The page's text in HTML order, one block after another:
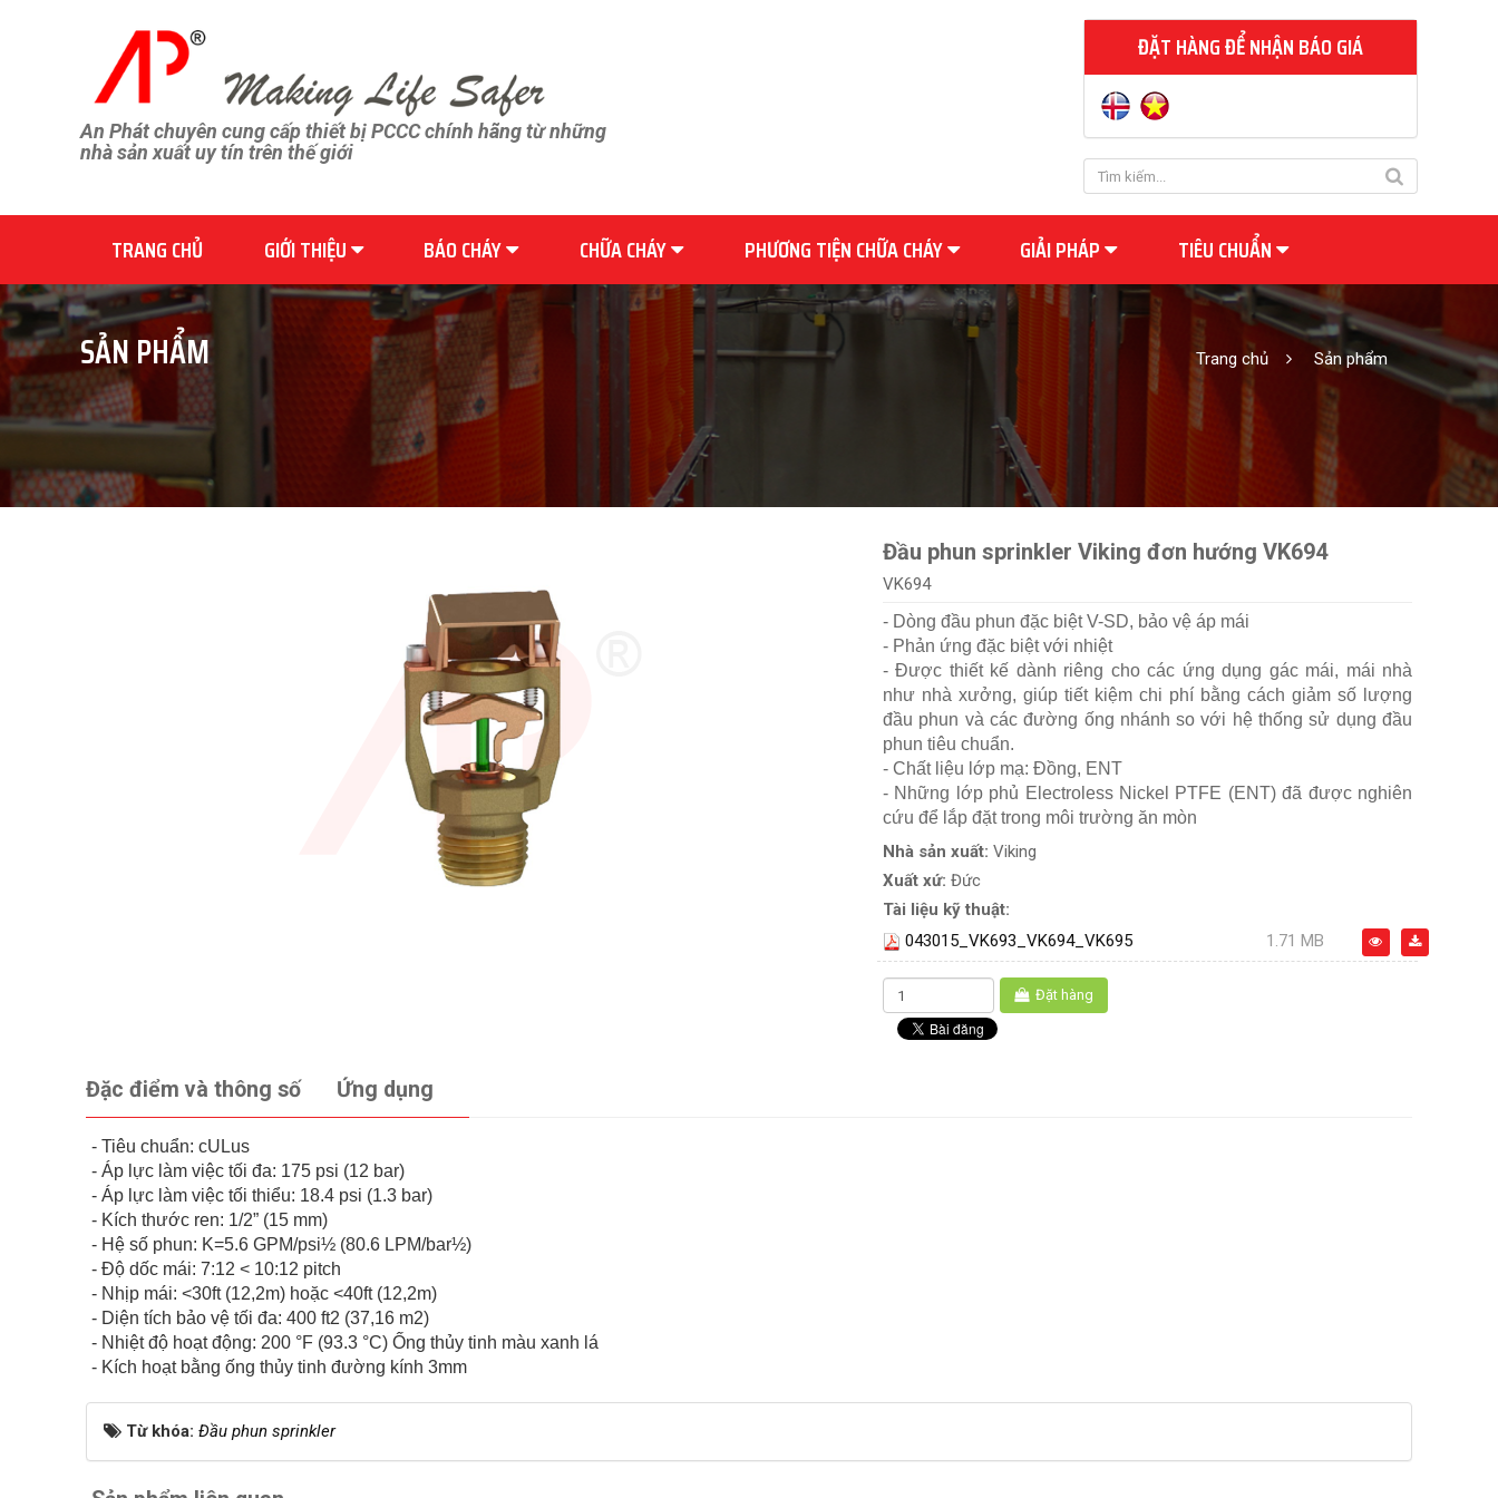
An Phát chuyên cung cấp thiết bị PCCC chính hãng từ những
nhà sản xuất uy tín trên thế giới
ĐẶT HÀNG ĐỂ NHẬN BÁO GIÁ
TRANG CHỦ GIỚI THIỆU BÁO CHÁY CHỮA CHÁY PHƯƠNG TIỆN CHỮA CHÁY GIẢI PHÁP TIÊU CHUẨN
SẢN PHẨM Trang chủ Sản phẩm
Đầu phun sprinkler Viking đơn hướng VK694
VK694
- Dòng đầu phun đặc biệt V-SD, bảo vệ áp mái
- Phản ứng đặc biệt với nhiệt
- Được thiết kế dành riêng cho các ứng dụng gác mái, mái nhà
như nhà xưởng, giúp tiết kiệm chi phí bằng cách giảm số lượng
đầu phun và các đường ống nhánh so với hệ thống sử dụng đầu
phun tiêu chuẩn.
- Chất liệu lớp mạ: Đồng, ENT
- Những lớp phủ Electroless Nickel PTFE (ENT) đã được nghiên
cứu để lắp đặt trong môi trường ăn mòn
Nhà sản xuất: Viking
Xuất xứ: Đức
Tài liệu kỹ thuật:
043015_VK693_VK694_VK695
1.71 MB
Đặt hàng
Đặc điểm và thông số Ứng dụng
- Tiêu chuẩn: cULus
- Áp lực làm việc tối đa: 175 psi (12 bar)
- Áp lực làm việc tối thiểu: 18.4 psi (1.3 bar)
- Kích thước ren: 1/2” (15 mm)
- Hệ số phun: K=5.6 GPM/psi½ (80.6 LPM/bar½)
- Độ dốc mái: 7:12 < 10:12 pitch
- Nhịp mái: <30ft (12,2m) hoặc <40ft (12,2m)
- Diện tích bảo vệ tối đa: 400 ft2 (37,16 m2)
- Nhiệt độ hoạt động: 200 °F (93.3 °C) Ống thủy tinh màu xanh lá
- Kích hoạt bằng ống thủy tinh đường kính 3mm
Từ khóa: Đầu phun sprinkler